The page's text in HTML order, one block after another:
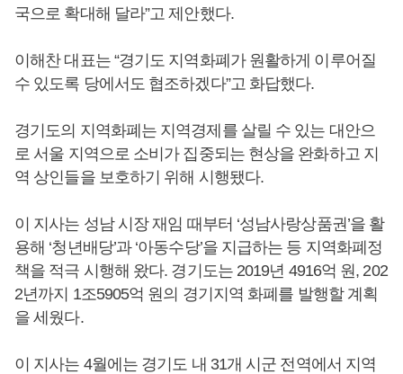
국으로 확대해 달라”고 제안했다.
이해찬 대표는 “경기도 지역화폐가 원활하게 이루어질
수 있도록 당에서도 협조하겠다”고 화답했다.
경기도의 지역화폐는 지역경제를 살릴 수 있는 대안으
로 서울 지역으로 소비가 집중되는 현상을 완화하고 지
역 상인들을 보호하기 위해 시행됐다.
이 지사는 성남 시장 재임 때부터 ‘성남사랑상품권’을 활
용해 ‘청년배당’과 ‘아동수당’을 지급하는 등 지역화폐정
책을 적극 시행해 왔다. 경기도는 2019년 4916억 원, 202
2년까지 1조5905억 원의 경기지역 화폐를 발행할 계획
을 세웠다.
이 지사는 4월에는 경기도 내 31개 시군 전역에서 지역